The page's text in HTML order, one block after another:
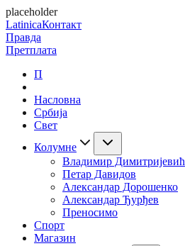
placeholder
LatinicaКонтакт
Правда
Претплата
П
Насловна
Србија
Свет
Колумне
Владимир Димитријевић
Петар Давидов
Александар Дорошенко
Александар Ђурђев
Преносимо
Спорт
Магазин